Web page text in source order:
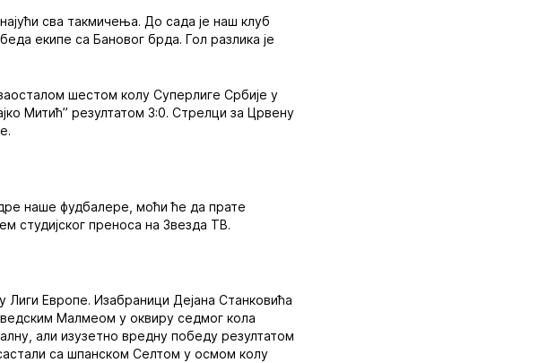
сва такмичења. До сада је наш клуб
екипе са Бановог брда. Гол разлика је
шестом колу Суперлиге Србије у
Митић” резултатом 3:0. Стрелци за Црвену
наше фудбалере, моћи ће да прате
студијског преноса на Звезда ТВ.
Европе. Изабраници Дејана Станковића
Малмеом у оквиру седмог кола
али изузетно вредну победу резултатом
са шпанском Селтом у осмом колу